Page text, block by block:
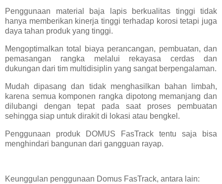
Penggunaan material baja lapis berkualitas tinggi tidak
hanya memberikan kinerja tinggi terhadap korosi tetapi juga
daya tahan produk yang tinggi.
Mengoptimalkan total biaya perancangan, pembuatan, dan
pemasangan rangka melalui rekayasa cerdas dan
dukungan dari tim multidisiplin yang sangat berpengalaman.
Mudah dipasang dan tidak menghasilkan bahan limbah,
karena semua komponen rangka dipotong memanjang dan
dilubangi dengan tepat pada saat proses pembuatan
sehingga siap untuk dirakit di lokasi atau bengkel.
Penggunaan produk DOMUS FasTrack tentu saja bisa
menghindari bangunan dari gangguan rayap.
Keunggulan penggunaan Domus FasTrack, antara lain: